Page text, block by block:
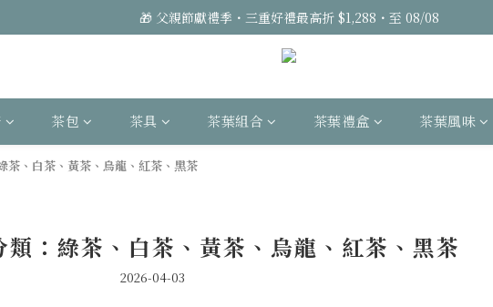
🎁 父親節獻禮季・三重好禮最高折 $1,288・至 08/08
茶包 茶具 茶葉組合 茶葉禮盒 茶葉風味
茶、白茶、黃茶、烏龍、紅茶、黑茶
類：綠茶、白茶、黃茶、烏龍、紅茶、黑茶
2026-04-03